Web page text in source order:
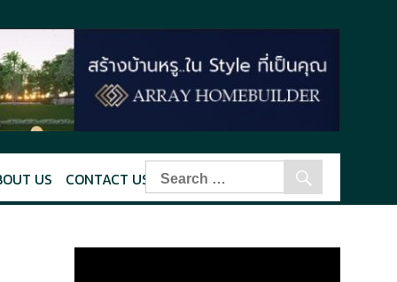
US CONTACT US